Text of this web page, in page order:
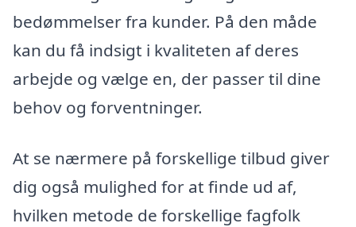
bedømmelser fra kunder. På den måde
kan du få indsigt i kvaliteten af deres
arbejde og vælge en, der passer til dine
behov og forventninger.
At se nærmere på forskellige tilbud giver
dig også mulighed for at finde ud af,
hvilken metode de forskellige fagfolk